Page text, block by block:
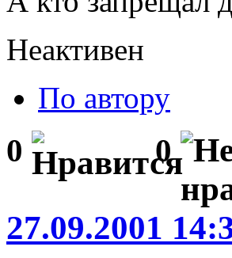
Неактивен
По автору
0 0
27.09.2001